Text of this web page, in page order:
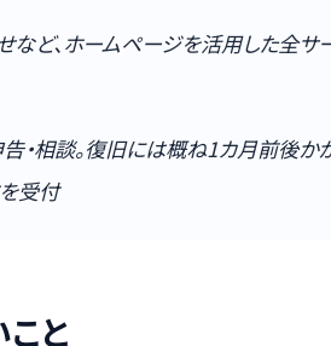
など、ホームページを活用した全サ
・相談。復旧には概ね1カ月前後か
受付
と